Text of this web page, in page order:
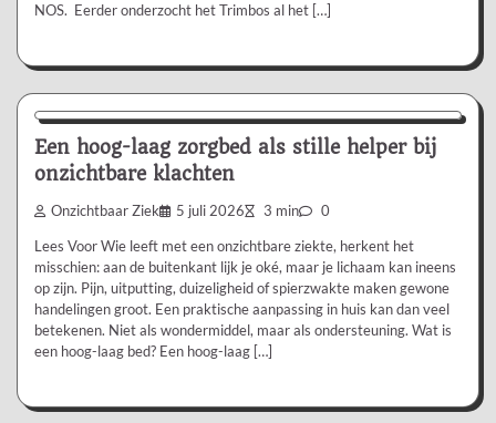
NOS. Eerder onderzocht het Trimbos al het […]
Aanbevolen
Een hoog-laag zorgbed als stille helper bij
onzichtbare klachten
Onzichtbaar Ziek 5 juli 2026 3 min 0
Lees Voor Wie leeft met een onzichtbare ziekte, herkent het
misschien: aan de buitenkant lijk je oké, maar je lichaam kan ineens
op zijn. Pijn, uitputting, duizeligheid of spierzwakte maken gewone
handelingen groot. Een praktische aanpassing in huis kan dan veel
betekenen. Niet als wondermiddel, maar als ondersteuning. Wat is
een hoog-laag bed? Een hoog-laag […]